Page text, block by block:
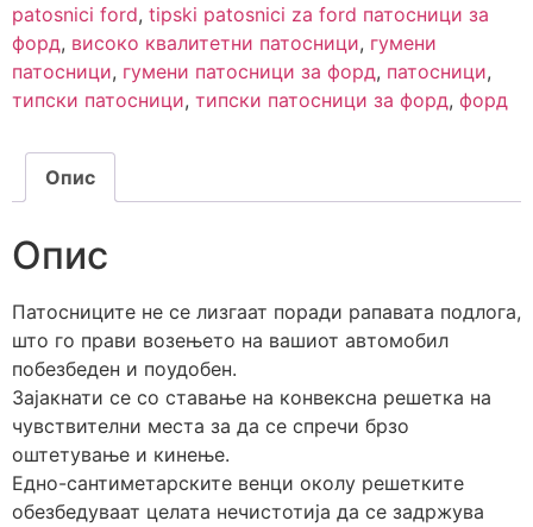
patosnici ford, tipski patosnici za ford патосници за
форд, високо квалитетни патосници, гумени
патосници, гумени патосници за форд, патосници,
типски патосници, типски патосници за форд, форд
Опис
Опис
Патосниците не се лизгаат поради рапавата подлога,
што го прави возењето на вашиот автомобил
побезбеден и поудобен.
Зајакнати се со ставање на конвексна решетка на
чувствителни места за да се спречи брзо
оштетување и кинење.
Едно-сантиметарските венци околу решетките
обезбедуваат целата нечистотија да се задржува